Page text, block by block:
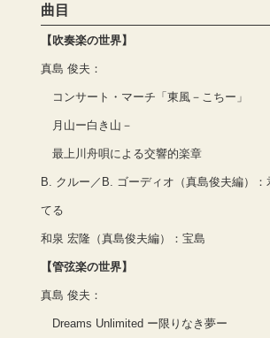
曲目
【吹奏楽の世界】
真島 俊夫：
コンサート・マーチ「東風－こちー」
月山ー白き山－
最上川舟唄による交響的楽章
B. クルー／B. ゴーディオ（真島俊夫編）：
てる
和泉 宏隆（真島俊夫編）：宝島
【管弦楽の世界】
真島 俊夫：
Dreams Unlimited ー限りなき夢ー